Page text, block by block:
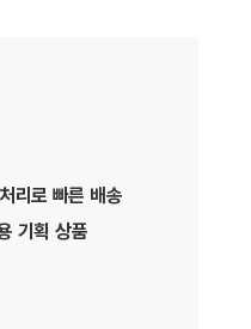
리로 빠른 배송
기획 상품